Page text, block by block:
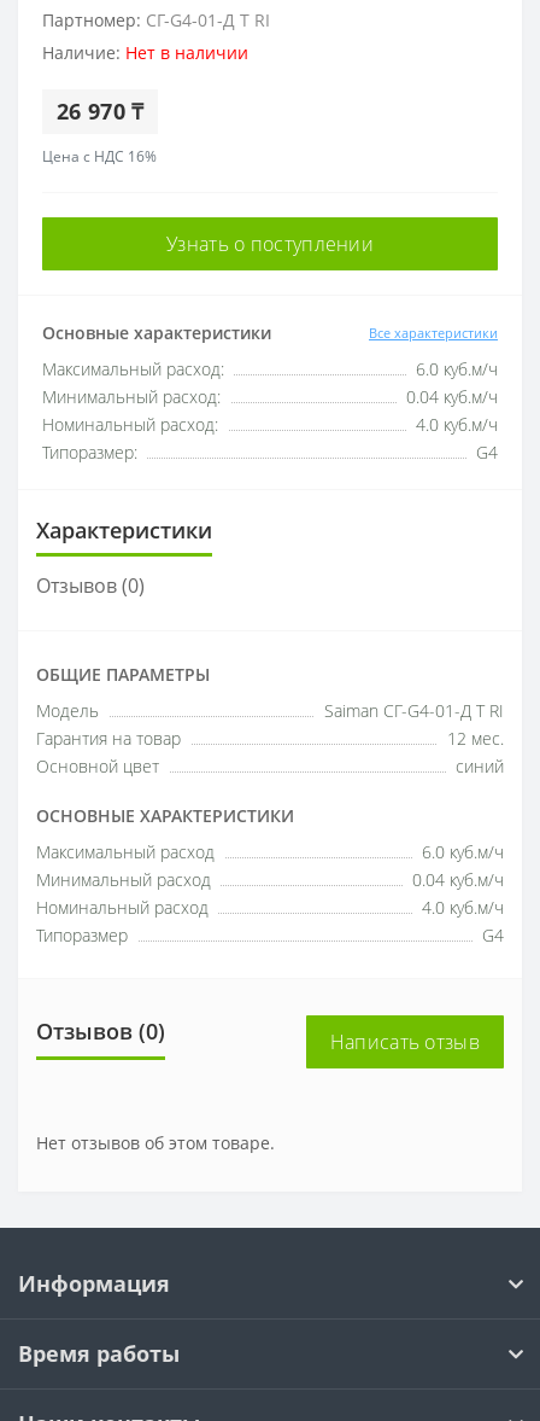
Партномер: СГ-G4-01-Д Т RI
Наличие: Нет в наличии
26 970 ₸
Цена с НДС 16%
Узнать о поступлении
Основные характеристики Все характеристики
Максимальный расход:
6.0 куб.м/ч
Минимальный расход:
0.04 куб.м/ч
Номинальный расход:
4.0 куб.м/ч
Типоразмер:
G4
Характеристики
Отзывов (0)
ОБЩИЕ ПАРАМЕТРЫ
Модель
Saiman СГ-G4-01-Д Т RI
Гарантия на товар
12 мес.
Основной цвет
синий
ОСНОВНЫЕ ХАРАКТЕРИСТИКИ
Максимальный расход
6.0 куб.м/ч
Минимальный расход
0.04 куб.м/ч
Номинальный расход
4.0 куб.м/ч
Типоразмер
G4
Отзывов (0) Написать отзыв
Нет отзывов об этом товаре.
Информация
Время работы